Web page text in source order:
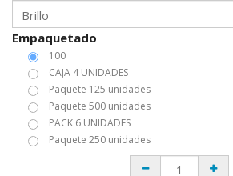
Empaquetado
100
CAJA 4 UNIDADES
Paquete 125 unidades
Paquete 500 unidades
PACK 6 UNIDADES
Paquete 250 unidades